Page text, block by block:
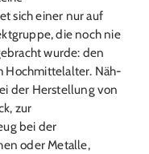
sich einer nur auf
die noch nie
wurde: den
Hochmittelalter. Näh-
der Herstellung von
zur
bei der
oder Metalle,